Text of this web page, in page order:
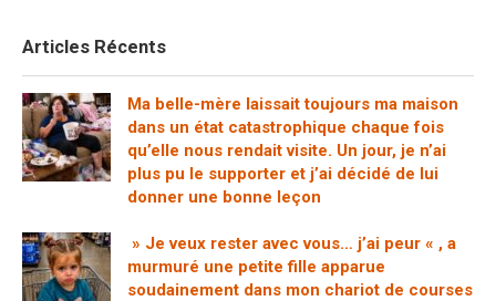
Articles Récents
Ma belle-mère laissait toujours ma maison
dans un état catastrophique chaque fois
qu’elle nous rendait visite. Un jour, je n’ai
plus pu le supporter et j’ai décidé de lui
donner une bonne leçon
» Je veux rester avec vous… j’ai peur « , a
murmuré une petite fille apparue
soudainement dans mon chariot de courses